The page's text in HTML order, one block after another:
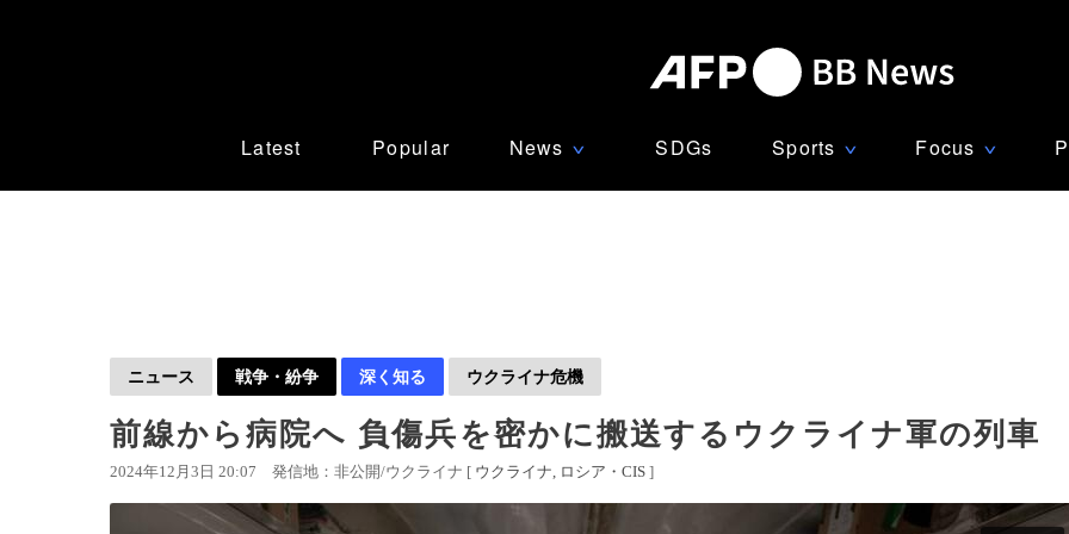
Latest Popular News ∨ SDGs Sports ∨ Focus ∨
ニュース 戦争・紛争 深く知る ウクライナ危機
前線から病院へ 負傷兵を密かに搬送するウクライナ軍の列車
2024年12月3日 20:07 発信地：非公開/ウクライナ [ ウクライナ ロシア・CIS ]